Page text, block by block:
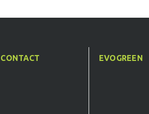
CONTACT EVOGREEN